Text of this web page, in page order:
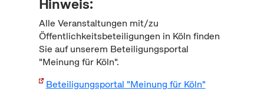
Hinweis:
Alle Veranstaltungen mit/zu
Öffentlichkeitsbeteiligungen in Köln finden
Sie auf unserem Beteiligungsportal
"Meinung für Köln".
Beteiligungsportal "Meinung für Köln"